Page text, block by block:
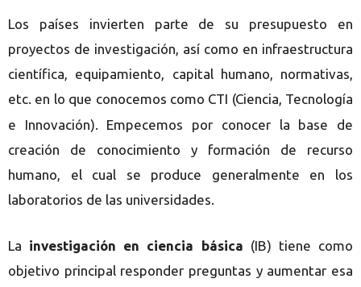
Los países invierten parte de su presupuesto en
proyectos de investigación, así como en infraestructura
científica, equipamiento, capital humano, normativas,
etc. en lo que conocemos como CTI (Ciencia, Tecnología
e Innovación). Empecemos por conocer la base de
creación de conocimiento y formación de recurso
humano, el cual se produce generalmente en los
laboratorios de las universidades.
La investigación en ciencia básica (IB) tiene como
objetivo principal responder preguntas y aumentar esa